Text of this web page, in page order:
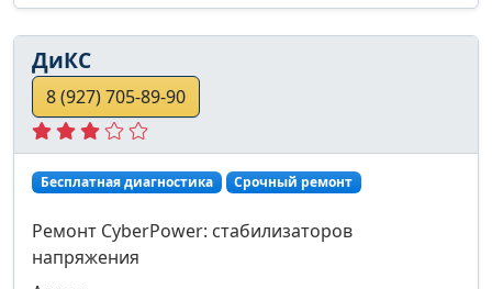
ДиКС
8 (927) 705-89-90
Бесплатная диагностика Срочный ремонт
Ремонт CyberPower: стабилизаторов
напряжения